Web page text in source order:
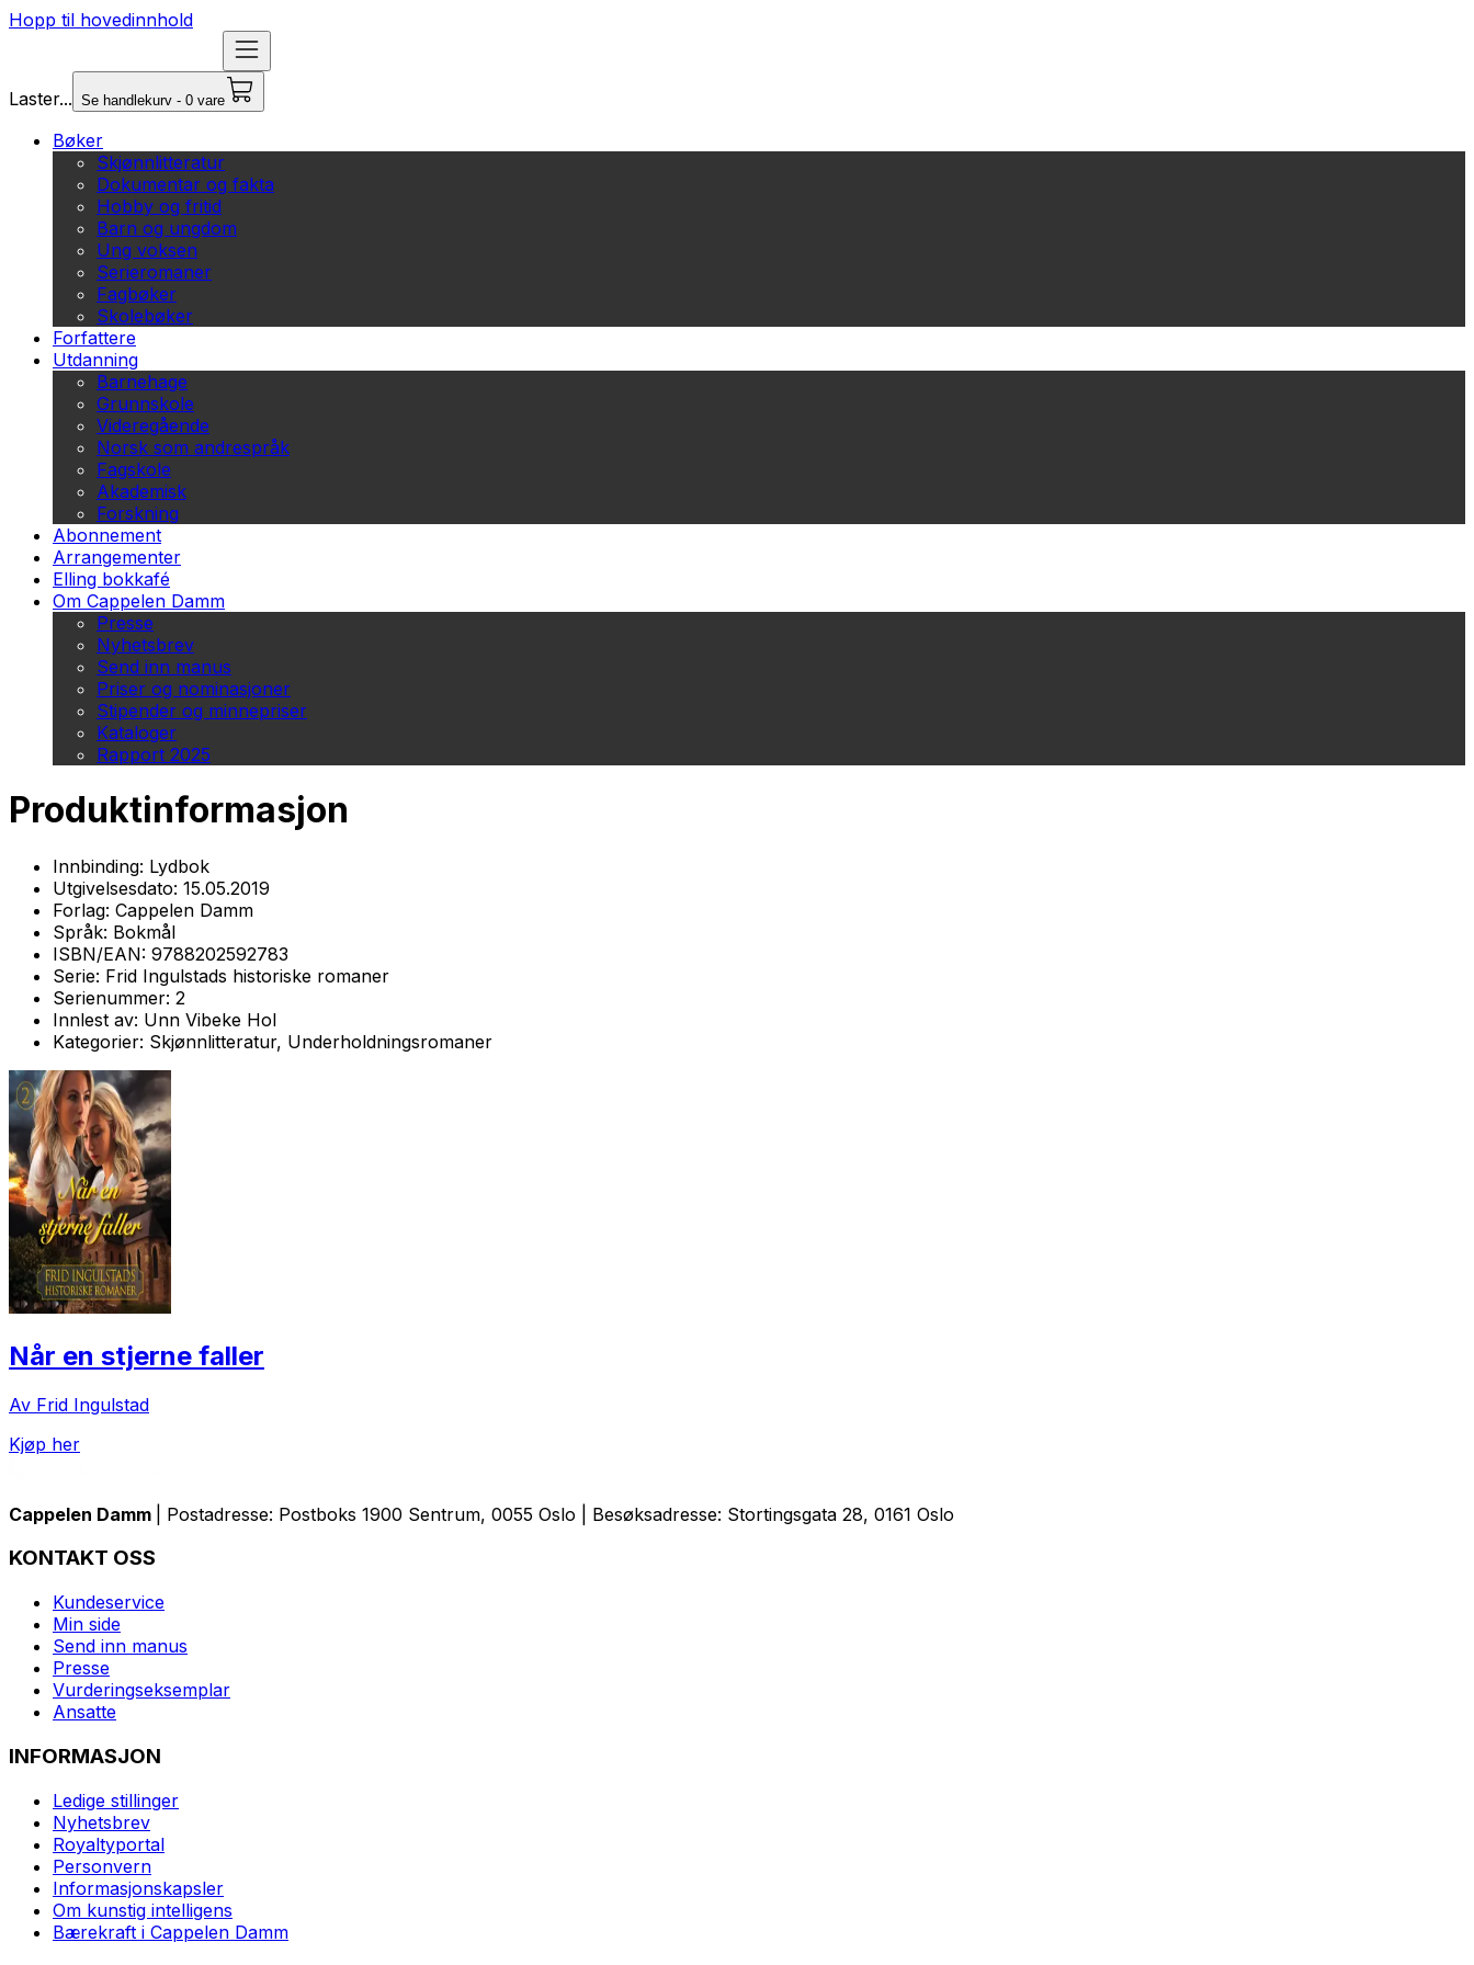
Hopp til hovedinnhold
Laster... Se handlekurv - 0 vare
Bøker
Skjønnlitteratur
Dokumentar og fakta
Hobby og fritid
Barn og ungdom
Ung voksen
Serieromaner
Fagbøker
Skolebøker
Forfattere
Utdanning
Barnehage
Grunnskole
Videregående
Norsk som andrespråk
Fagskole
Akademisk
Forskning
Abonnement
Arrangementer
Elling bokkafé
Om Cappelen Damm
Presse
Nyhetsbrev
Send inn manus
Priser og nominasjoner
Stipender og minnepriser
Kataloger
Rapport 2025
Produktinformasjon
Innbinding: Lydbok
Utgivelsesdato: 15.05.2019
Forlag: Cappelen Damm
Språk: Bokmål
ISBN/EAN: 9788202592783
Serie: Frid Ingulstads historiske romaner
Serienummer: 2
Innlest av: Unn Vibeke Hol
Kategorier: Skjønnlitteratur, Underholdningsromaner
Når en stjerne faller
Av Frid Ingulstad
Kjøp her
Cappelen Damm | Postadresse: Postboks 1900 Sentrum, 0055 Oslo | Besøksadresse: Stortingsgata 28, 0161 Oslo
KONTAKT OSS
Kundeservice
Min side
Send inn manus
Presse
Vurderingseksemplar
Ansatte
INFORMASJON
Ledige stillinger
Nyhetsbrev
Royaltyportal
Personvern
Informasjonskapsler
Om kunstig intelligens
Bærekraft i Cappelen Damm